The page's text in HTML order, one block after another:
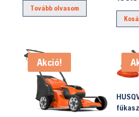
Tovább olvasom
Akció!